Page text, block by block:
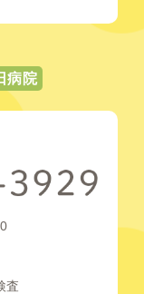
病院
査